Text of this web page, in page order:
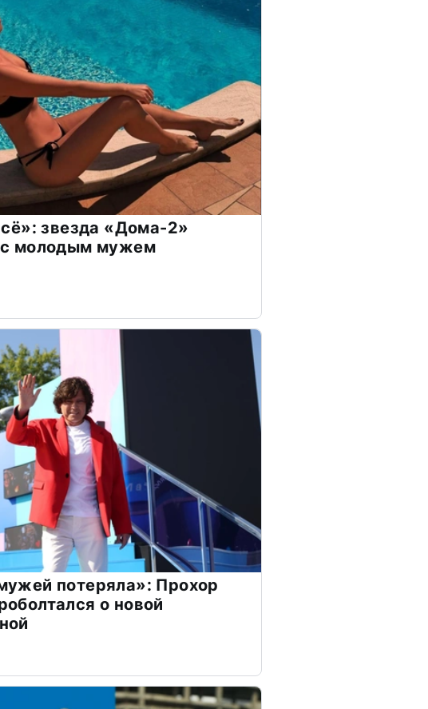
звезда «Дома-2»
с молодым мужем
потеряла»: Прохор
о новой